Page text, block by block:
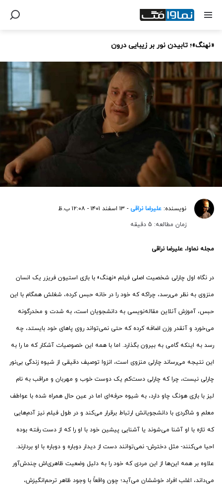
«نهنگ»؛ تابیدن نور بر زیبایی درون
نویسنده: علیرضا نراقی - ۱۳ اسفند ۱۴۰۱ - ۱۲:۰۸ ب.ظ
زمان مطالعه: 5 دقیقه
مجله نماوا، علیرضا نراقی
در نگاه اول چارلی شخصیت اصلی فیلم «نهنگ» با بازی استیون فریزر یک انسان
منزوی به نظر می‌رسد، چراکه که خود را در خانه حبس کرده، شغلش همگام با این
حبس، آموزش آنلاین مقاله‌نویسی به دانشجویان است، به شدت و مخدرگونه
می‌خورد و آنقدر وزن اضافه کرده که حتی نمی‌تواند روی پاهای خود بایستد، چه
رسد به اینکه گامی به بیرون بگذارد. اما با همه این خصوصیات آشکار که ما را به
این نتیجه می‌رساند چارلی منزوی است، انزوا توصیف دقیقی از شیوه زندگی بی‌نور
چارلی نیست، چرا که چارلی دست‌کم یک دوست خوب و مهربان و مراقب به نام
لیز با بازی هونگ چاو دارد، به شیوه حرفه‌ای اما در عین حال همراه شده با عواطف
معلم و شاگردی با دانشجویانش ارتباط برقرار می‌کند و در طول فیلم نیز آدم‌هایی
که تازه با او آشنا می‌شوند یا آشنایی پیشین خود با او را که از دست رفته بوده
احیا می‌کنند- مثل دخترش- نمی‌توانند دست از دیدار دوباره و دوباره با او بردارند.
علاوه بر همه این‌ها از این مردی که خود را به دلیل وضعیت ظاهری‌اش چندش‌آور
می‌داند، اغلب افراد خوششان می‌آید؛ چون واقعاً با وجود ظاهر ترحم‌انگیزش،